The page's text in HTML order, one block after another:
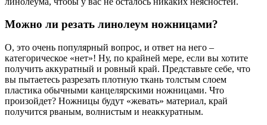
Можно ли резать линолеум ножницами?
О, это очень популярный вопрос, и ответ на него –
категорическое «нет»! Ну, по крайней мере, если вы хотите
получить аккуратный и ровный край. Представьте себе, что
вы пытаетесь разрезать плотную ткань толстым слоем
пластика обычными канцелярскими ножницами. Что
произойдет? Ножницы будут «жевать» материал, край
получится рваным, волнистым и неаккуратным.